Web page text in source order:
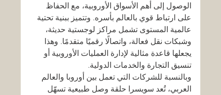
الوصول إلى أهم الأسواق الأوروبية، مع الحفاظ
على ارتباط قوي بالعالم بأسره. وتتميز ببنية تحتية
عالمية المستوى تشمل مراكز لوجستية حديثة،
وشبكات نقل فعالة، واتصالًا رقميًا متقدمًا. وهذا
يجعلها قاعدة مثالية لإدارة العمليات الأوروبية أو
تنسيق التجارة والخدمات الدولية.
وبالنسبة للشركات التي تعمل بين أوروبا والعالم
العربي، تُعد سويسرا حلقة وصل طبيعية تسهّل